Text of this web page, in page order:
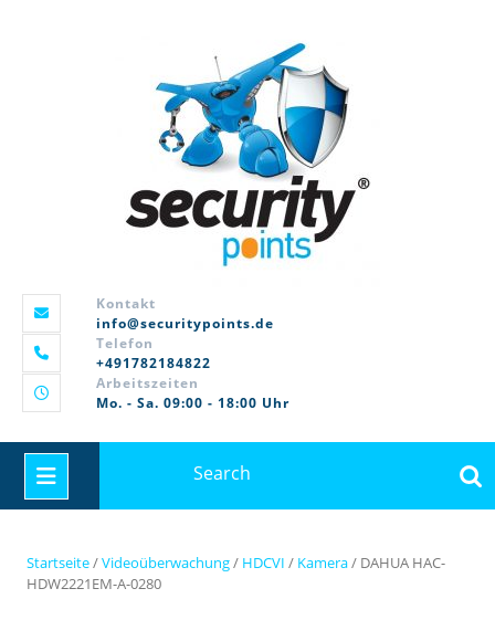
Kontakt
info@securitypoints.de
Telefon
+491782184822
Arbeitszeiten
Mo. - Sa. 09:00 - 18:00 Uhr
for:
Startseite/Videoüberwachung/ HDCVI / Kamera/ DAHUA HAC-
HDW2221EM-A-0280